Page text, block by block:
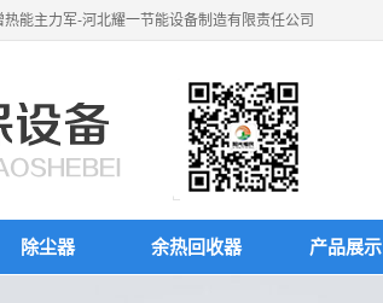
能主力军-河北耀一节能设备制造有限责任公司
除尘器 余热回收器 产品展示